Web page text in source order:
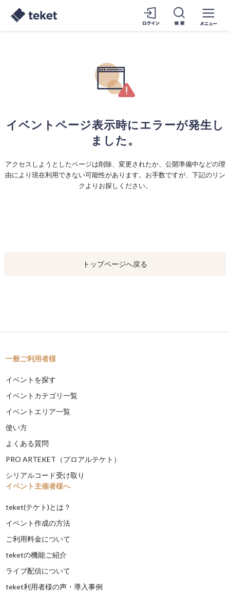
イベントページ表示時にエラーが発生し
ました。
アクセスしようとしたページは削除、変更されたか、公開準備中などの理
由により現在利用できない可能性があります。お手数ですが、下記のリン
クよりお探しください。
トップページへ戻る
一般ご利用者様
イベントを探す
イベントカテゴリ一覧
イベントエリア一覧
使い方
よくある質問
PRO ARTEKET（プロアルテケト）
シリアルコード受け取り
イベント主催者様へ
teket(テケト)とは？
イベント作成の方法
ご利用料金について
teketの機能ご紹介
ライブ配信について
teket利用者様の声・導入事例